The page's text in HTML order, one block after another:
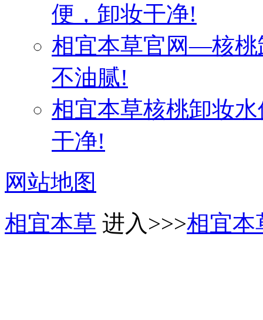
便，卸妆干净!
相宜本草官网—核桃
不油腻!
相宜本草核桃卸妆
干净!
网站地图
相宜本草 进入>>>相宜本